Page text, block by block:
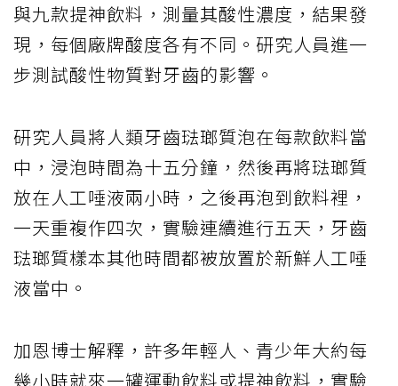
與九款提神飲料，測量其酸性濃度，結果發
現，每個廠牌酸度各有不同。研究人員進一
步測試酸性物質對牙齒的影響。
研究人員將人類牙齒琺瑯質泡在每款飲料當
中，浸泡時間為十五分鐘，然後再將琺瑯質
放在人工唾液兩小時，之後再泡到飲料裡，
一天重複作四次，實驗連續進行五天，牙齒
琺瑯質樣本其他時間都被放置於新鮮人工唾
液當中。
加恩博士解釋，許多年輕人、青少年大約每
幾小時就來一罐運動飲料或提神飲料，實驗